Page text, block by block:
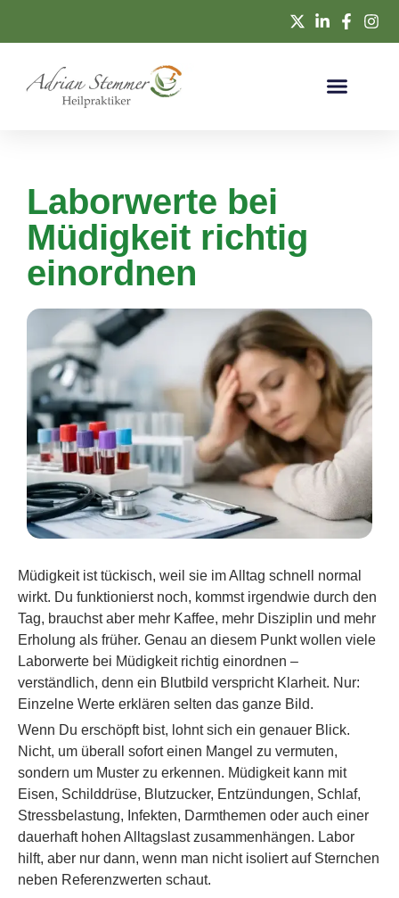
Laborwerte bei
Müdigkeit richtig
einordnen
Müdigkeit ist tückisch, weil sie im Alltag schnell normal
wirkt. Du funktionierst noch, kommst irgendwie durch den
Tag, brauchst aber mehr Kaffee, mehr Disziplin und mehr
Erholung als früher. Genau an diesem Punkt wollen viele
Laborwerte bei Müdigkeit richtig einordnen –
verständlich, denn ein Blutbild verspricht Klarheit. Nur:
Einzelne Werte erklären selten das ganze Bild.
Wenn Du erschöpft bist, lohnt sich ein genauer Blick.
Nicht, um überall sofort einen Mangel zu vermuten,
sondern um Muster zu erkennen. Müdigkeit kann mit
Eisen, Schilddrüse, Blutzucker, Entzündungen, Schlaf,
Stressbelastung, Infekten, Darmthemen oder auch einer
dauerhaft hohen Alltagslast zusammenhängen. Labor
hilft, aber nur dann, wenn man nicht isoliert auf Sternchen
neben Referenzwerten schaut.